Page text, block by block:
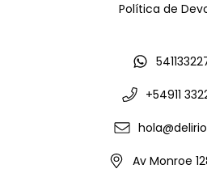
Política de
+54911
Av Monroe